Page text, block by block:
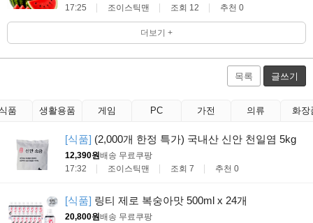
17:25
조이스틱맨 조회 12 추천 0
더보기 +
목록 글쓰기
품 생활용품 게임 PC 가전 의류 화장
[식품] (2,000개 한정 특가) 국내산 신안 천일염 5kg
12,390원배송 무료쿠팡
17:32
조이스틱맨 조회 7 추천 0
[식품] 링티 제로 복숭아맛 500ml x 24개
20,800원배송 무료쿠팡